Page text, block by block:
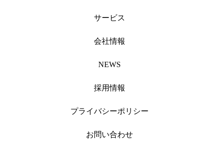
サービス
会社情報
NEWS
採用情報
プライバシーポリシー
お問い合わせ